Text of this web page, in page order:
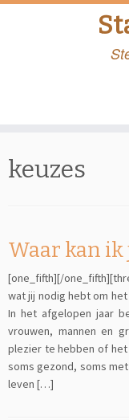
to
content
keuzes
Waar kan ik
[one_fifth][/
wat jij nodig hebt om
In het afgelopen jaar
vrouwen, mannen en
plezier te hebben of
soms gezond, soms
leven […]